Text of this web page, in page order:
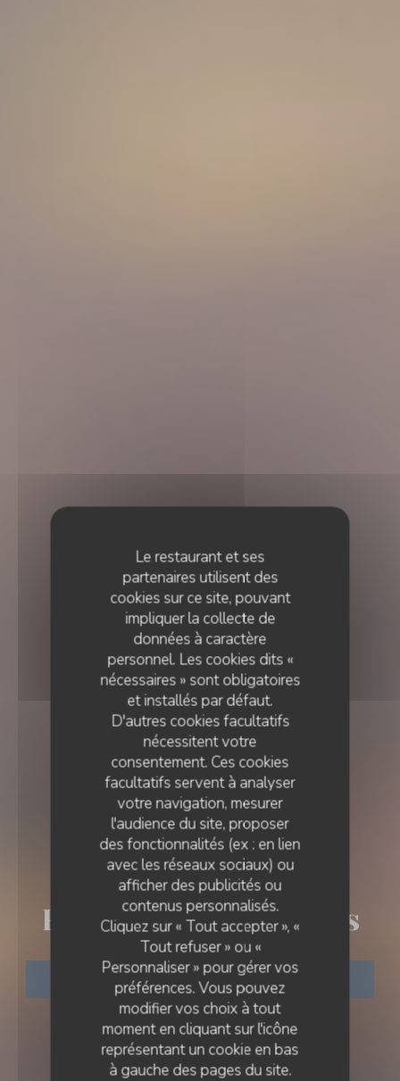
Le restaurant et ses
partenaires utilisent des
cookies sur ce site, pouvant
impliquer la collecte de
données à caractère
personnel. Les cookies dits «
nécessaires » sont obligatoires
et installés par défaut.
D'autres cookies facultatifs
nécessitent votre
consentement. Ces cookies
facultatifs servent à analyser
votre navigation, mesurer
l'audience du site, proposer
des fonctionnalités (ex : en lien
avec les réseaux sociaux) ou
afficher des publicités ou
contenus personnalisés.
Cliquez sur « Tout accepter », «
Tout refuser » ou «
Personnaliser » pour gérer vos
préférences. Vous pouvez
modifier vos choix à tout
moment en cliquant sur l'icône
représentant un cookie en bas
à gauche des pages du site.
RESTAURANT MÉDITERRANÉEN
Restaurant les Dômes
RÉSERVER
RESTAURANT LES DÔMES